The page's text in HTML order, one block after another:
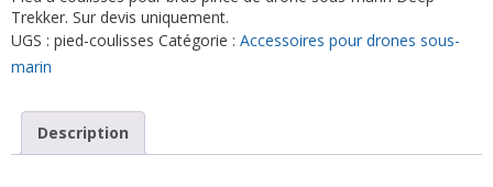
Trekker. Sur devis uniquement.
UGS : pied-coulisses Catégorie : Accessoires pour drones sous-
marin
Description